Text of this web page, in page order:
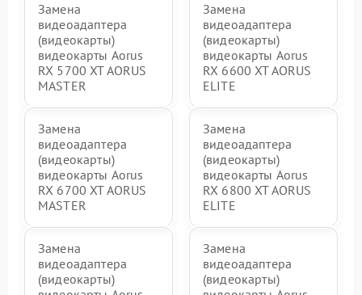
Замена
видеоадаптера
(видеокарты)
видеокарты Aorus
RX 5700 XT AORUS
MASTER
Замена
видеоадаптера
(видеокарты)
видеокарты Aorus
RX 6600 XT AORUS
ELITE
Замена
видеоадаптера
(видеокарты)
видеокарты Aorus
RX 6700 XT AORUS
MASTER
Замена
видеоадаптера
(видеокарты)
видеокарты Aorus
RX 6800 XT AORUS
ELITE
Замена
видеоадаптера
(видеокарты)
Замена
видеоадаптера
(видеокарты)